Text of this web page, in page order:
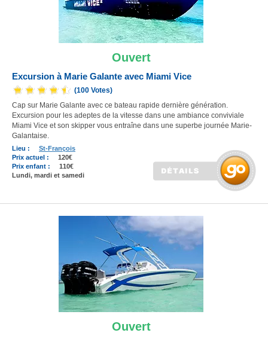
Ouvert
Excursion à Marie Galante avec Miami Vice
(100 Votes)
Cap sur Marie Galante avec ce bateau rapide dernière génération.
Excursion pour les adeptes de la vitesse dans une ambiance conviviale
Miami Vice et son skipper vous entraîne dans une superbe journée Marie-
Galantaise.
Lieu :
St-François
Prix actuel :
120€
Prix enfant :
110€
Lundi, mardi et samedi
Ouvert